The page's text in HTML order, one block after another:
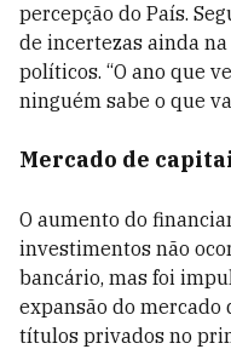
percepção do País.
de incertezas ainda
políticos. “O ano que
ninguém sabe o que
Mercado de
O aumento do
investimentos não
bancário, mas foi
expansão do mercado
títulos privados no